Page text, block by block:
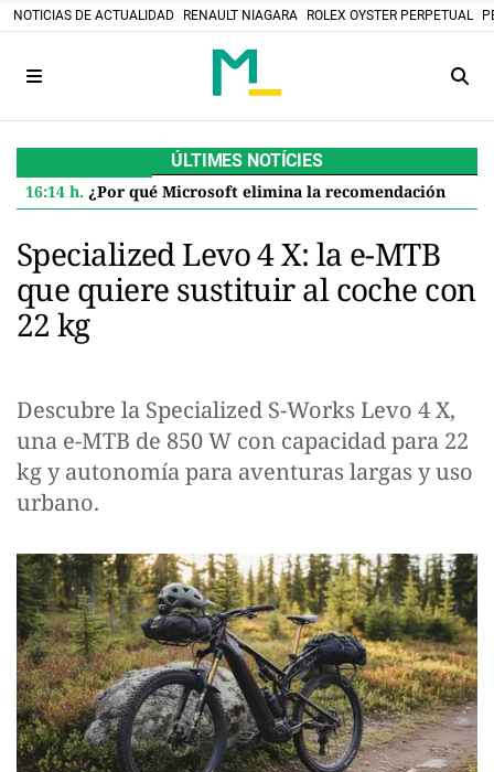
NOTICIAS DE ACTUALIDAD RENAULT NIAGARA ROLEX OYSTER PERPETUAL
ÚLTIMES NOTÍCIES
16:14 h. ¿Por qué Microsoft elimina la recomendación de 32 GB de RAM para Windows 11 y qué significa para ti
Specialized Levo 4 X: la e-MTB
que quiere sustituir al coche con
22 kg
Descubre la Specialized S-Works Levo 4 X,
una e-MTB de 850 W con capacidad para 22
kg y autonomía para aventuras largas y uso
urbano.